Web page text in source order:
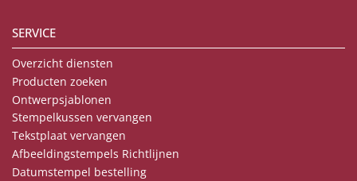
SERVICE
Overzicht diensten
Producten zoeken
Ontwerpsjablonen
Stempelkussen vervangen
Tekstplaat vervangen
Afbeeldingstempels Richtlijnen
Datumstempel bestelling